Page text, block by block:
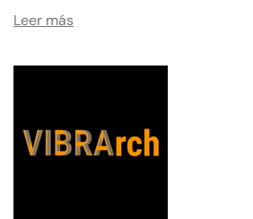
Leer más